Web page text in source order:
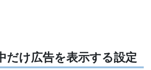
だけ広告を表示する設定